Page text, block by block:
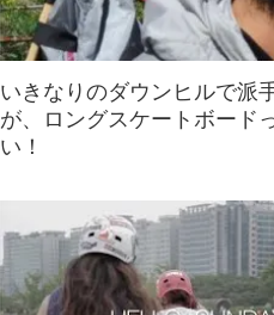
いきなりのダウンヒルで派
が、ロングスケートボード
い！